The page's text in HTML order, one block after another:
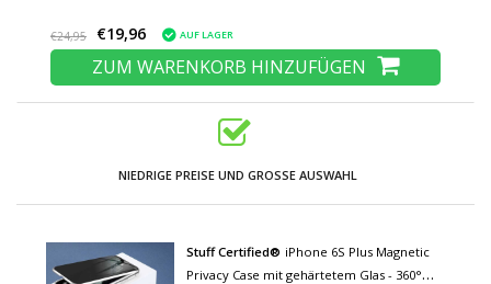
€24,95 €19,96 AUF LAGER
ZUM WARENKORB HINZUFÜGEN
NIEDRIGE PREISE UND GROSSE AUSWAHL
Stuff Certified® iPhone 6S Plus Magnetic
Privacy Case mit gehärtetem Glas - 360°